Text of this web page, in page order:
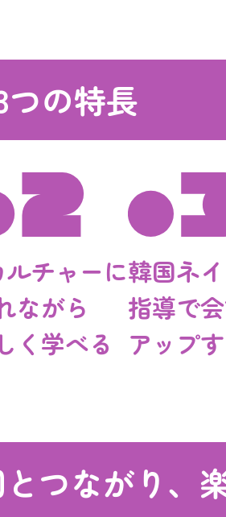
の特長
ルチャーに
ながら
く学べる
韓国ネ
指導で
アップ
つながり、